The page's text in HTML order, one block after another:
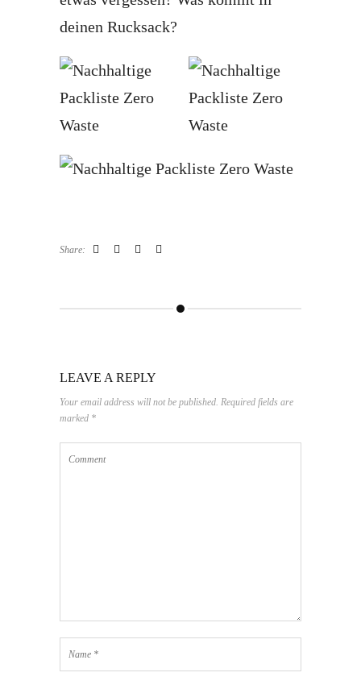
deinen Rucksack?
Share:
LEAVE A REPLY
Your email address will not be published. Required fields are
marked *